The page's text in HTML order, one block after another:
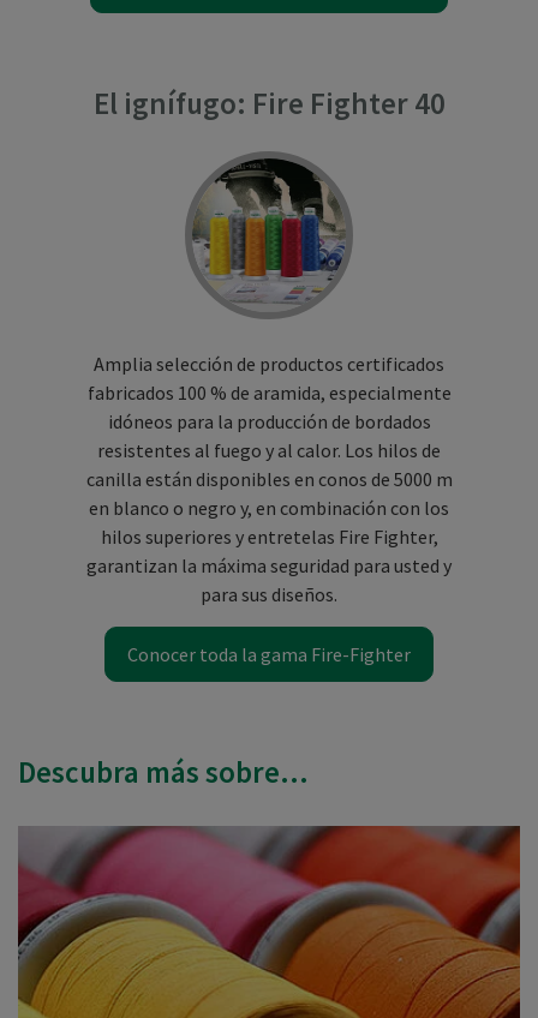
El ignífugo: Fire Fighter 40
Amplia selección de productos certificados
fabricados 100 % de aramida, especialmente
idóneos para la producción de bordados
resistentes al fuego y al calor. Los hilos de
canilla están disponibles en conos de 5000 m
en blanco o negro y, en combinación con los
hilos superiores y entretelas Fire Fighter,
garantizan la máxima seguridad para usted y
para sus diseños.
Conocer toda la gama Fire-Fighter
Descubra más sobre...